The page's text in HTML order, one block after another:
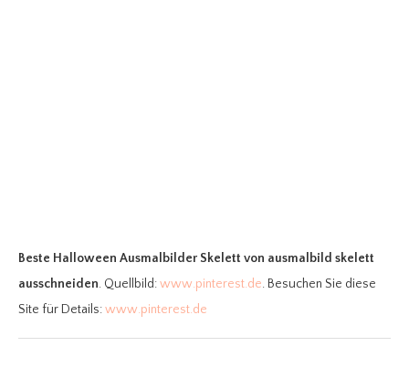
Beste Halloween Ausmalbilder Skelett von ausmalbild skelett
ausschneiden. Quellbild:www.pinterest.de. Besuchen Sie diese
Site für Details:www.pinterest.de